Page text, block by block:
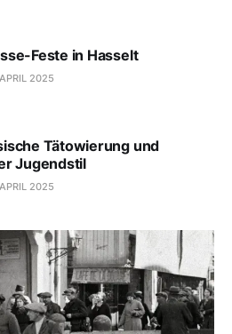
Feste in Hasselt
2025
Tätowierung und
Jugendstil
2025